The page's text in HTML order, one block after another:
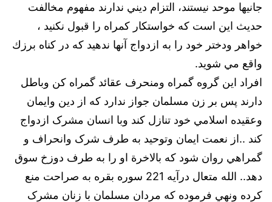
جانيها موحد نيستند، التزام ديني ندارند مفهوم مخالفت
حديث اين است كه خواستكار كمراه را قبول نكنيد ،
خواهر ودختر خود را به ازدواج آنها ندهيد كه در كناه برزك
واقع مي شويد.
افراد اين گروه گمراه ومنحرف عقائد گمراه كن وباطل
دارند پس بر زن مسلمان جواز ندارد كه از دين وايمان
وعقيده اسلامي خود تنازل كند وبا انسان مشرک ازدواج
كند ..از نعمت ايمان وتوحيد به طرف شرک وانحراف و
گمراهي روان شود كه بالاخرة او را به طرف دوزخ سوق
دهد.. الله متعال درآيه 221 سوره بقره به صراحت منع
كرده ونهي فرموده كه مردان مسلمان با زنان مشرک